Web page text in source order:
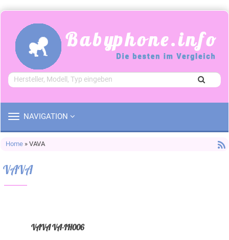
TOGGLE
NAVIGATION
Home » VAVA
VAVA
VAVA VA-IH006